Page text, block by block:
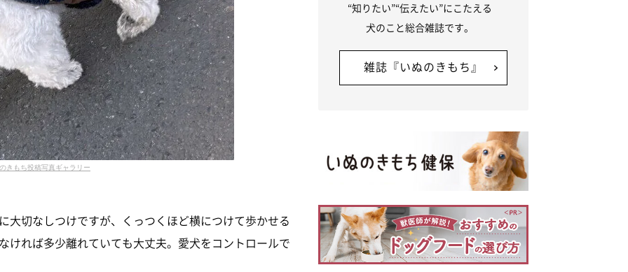
きもち投稿写真ギャラリー
大切なしつけですが、くっつくほど横につけて歩かせる
ければ多少離れていても大丈夫。愛犬をコントロールで
“知りたい”“伝えたい”にこたえる
犬のこと総合雑誌です。
雑誌『いぬのきもち』